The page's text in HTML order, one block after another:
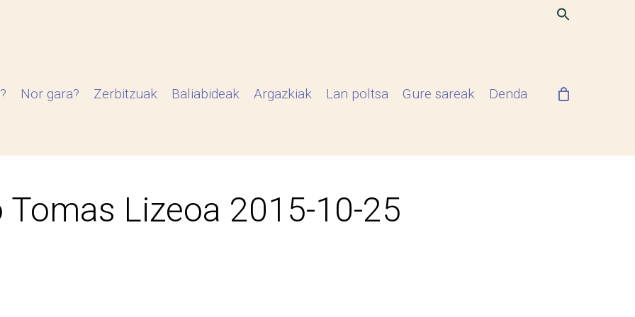
Nor gara? Zerbitzuak Baliabideak Argazkiak Lan poltsa Gure sareak Denda
Tomas Lizeoa 2015-10-25